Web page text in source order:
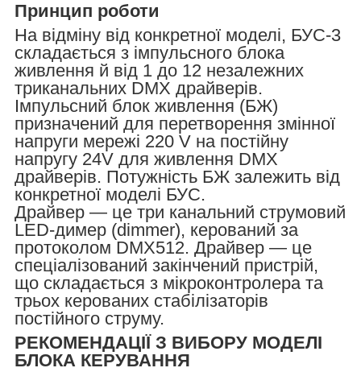
Принцип роботи
На відміну від конкретної моделі, БУС-3
складається з імпульсного блока
живлення й від 1 до 12 незалежних
триканальних DMX драйверів.
Імпульсний блок живлення (БЖ)
призначений для перетворення змінної
напруги мережі 220 V на постійну
напругу 24V для живлення DMX
драйверів. Потужність БЖ залежить від
конкретної моделі БУС.
Драйвер — це три канальний струмовий
LED-димер (dimmer), керований за
протоколом DMX512. Драйвер — це
спеціалізований закінчений пристрій,
що складається з мікроконтролера та
трьох керованих стабілізаторів
постійного струму.
РЕКОМЕНДАЦІЇ З ВИБОРУ МОДЕЛІ
БЛОКА КЕРУВАННЯ